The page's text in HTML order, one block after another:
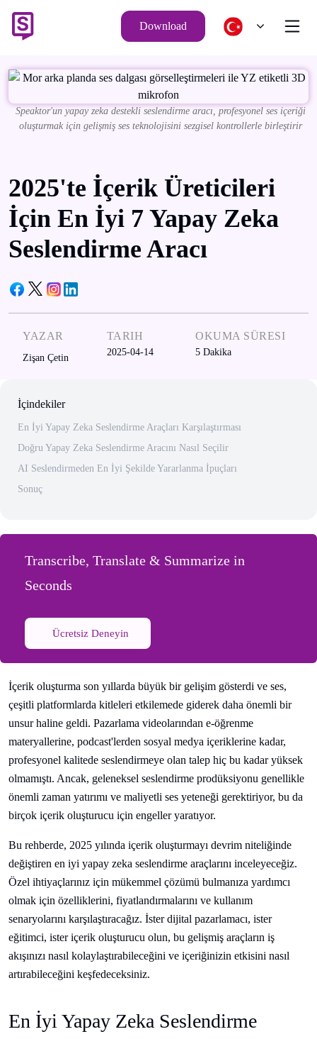
Download
Speaktor'un yapay zeka destekli seslendirme aracı, profesyonel ses içeriği
oluşturmak için gelişmiş ses teknolojisini sezgisel kontrollerle birleştirir
2025'te İçerik Üreticileri
İçin En İyi 7 Yapay Zeka
Seslendirme Aracı
YAZAR
Zişan Çetin
TARIH
2025-04-14
OKUMA SÜRESI
5 Dakika
İçindekiler
En İyi Yapay Zeka Seslendirme Araçları Karşılaştırması
Doğru Yapay Zeka Seslendirme Aracını Nasıl Seçilir
AI Seslendirmeden En İyi Şekilde Yararlanma İpuçları
Sonuç
Transcribe, Translate & Summarize in
Seconds
Ücretsiz Deneyin
İçerik oluşturma son yıllarda büyük bir gelişim gösterdi ve ses,
çeşitli platformlarda kitleleri etkilemede giderek daha önemli bir
unsur haline geldi. Pazarlama videolarından e-öğrenme
materyallerine, podcast'lerden sosyal medya içeriklerine kadar,
profesyonel kalitede seslendirmeye olan talep hiç bu kadar yüksek
olmamıştı. Ancak, geleneksel seslendirme prodüksiyonu genellikle
önemli zaman yatırımı ve maliyetli ses yeteneği gerektiriyor, bu da
birçok içerik oluşturucu için engeller yaratıyor.
Bu rehberde, 2025 yılında içerik oluşturmayı devrim niteliğinde
değiştiren en iyi yapay zeka seslendirme araçlarını inceleyeceğiz.
Özel ihtiyaçlarınız için mükemmel çözümü bulmanıza yardımcı
olmak için özelliklerini, fiyatlandırmalarını ve kullanım
senaryolarını karşılaştıracağız. İster dijital pazarlamacı, ister
eğitimci, ister içerik oluşturucu olun, bu gelişmiş araçların iş
akışınızı nasıl kolaylaştırabileceğini ve içeriğinizin etkisini nasıl
artırabileceğini keşfedeceksiniz.
En İyi Yapay Zeka Seslendirme